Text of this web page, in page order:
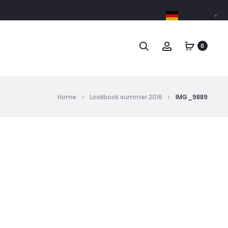
0
Home Lookbook summer 2016 IMG_9889
▼